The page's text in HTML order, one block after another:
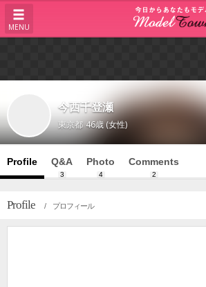
MENU
今西千登瀬
東京都 46歳 (女性)
Profile Q&A
3
Photo
4
Comments
2
Profile / プロフィール